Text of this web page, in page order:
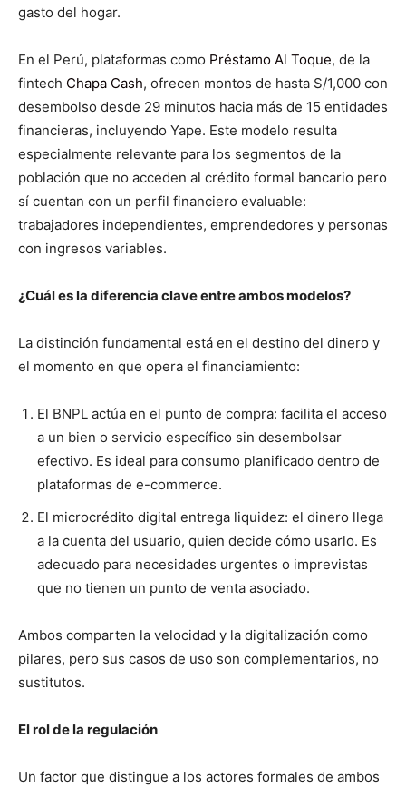
gasto del hogar.
En el Perú, plataformas como Préstamo Al Toque, de la
fintech Chapa Cash, ofrecen montos de hasta S/1,000 con
desembolso desde 29 minutos hacia más de 15 entidades
financieras, incluyendo Yape. Este modelo resulta
especialmente relevante para los segmentos de la
población que no acceden al crédito formal bancario pero
sí cuentan con un perfil financiero evaluable:
trabajadores independientes, emprendedores y personas
con ingresos variables.
¿Cuál es la diferencia clave entre ambos modelos?
La distinción fundamental está en el destino del dinero y
el momento en que opera el financiamiento:
El BNPL actúa en el punto de compra: facilita el acceso
a un bien o servicio específico sin desembolsar
efectivo. Es ideal para consumo planificado dentro de
plataformas de e-commerce.
El microcrédito digital entrega liquidez: el dinero llega
a la cuenta del usuario, quien decide cómo usarlo. Es
adecuado para necesidades urgentes o imprevistas
que no tienen un punto de venta asociado.
Ambos comparten la velocidad y la digitalización como
pilares, pero sus casos de uso son complementarios, no
sustitutos.
El rol de la regulación
Un factor que distingue a los actores formales de ambos